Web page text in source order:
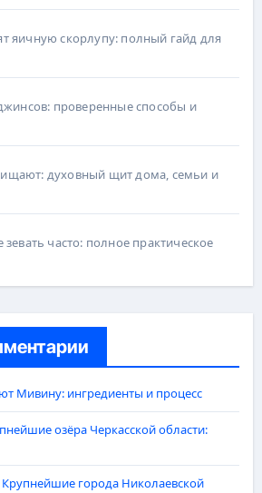
яичную скорлупу: полный гайд для
проверенные способы и
духовный щит дома, семьи и
часто: полное практическое
Мивину: ингредиенты и процесс
озёра Черкасской области:
Крупнейшие города Николаевской